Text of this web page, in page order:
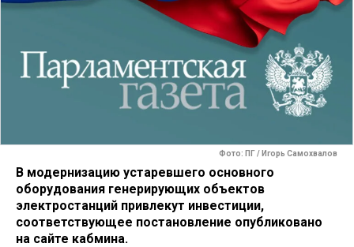
Фото: ПГ / Игорь Самохвалов
В модернизацию устаревшего основного
оборудования генерирующих объектов
электростанций привлекут инвестиции,
соответствующее постановление опубликовано
на сайте кабмина.